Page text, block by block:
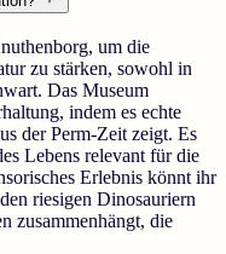
um die
zu stärken, sowohl in
Das Museum
indem es echte
der Perm-Zeit zeigt. Es
Lebens relevant für die
Erlebnis könnt ihr
riesigen Dinosauriern
zusammenhängt, die